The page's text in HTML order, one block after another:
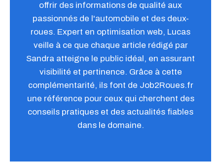
offrir des informations de qualité aux
passionnés de l'automobile et des deux-
roues. Expert en optimisation web, Lucas
veille à ce que chaque article rédigé par
Sandra atteigne le public idéal, en assurant
visibilité et pertinence. Grâce à cette
complémentarité, ils font de Job2Roues.fr
une référence pour ceux qui cherchent des
conseils pratiques et des actualités fiables
dans le domaine.